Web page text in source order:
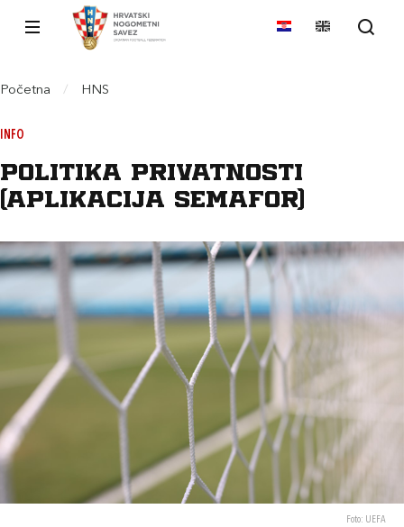
Početna / HNS
INFO
Politika privatnosti
(aplikacija Semafor)
Foto: UEFA